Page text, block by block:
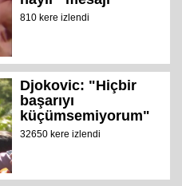
810 kere izlendi
Djokovic: "Hiçbir
başarıyı
küçümsemiyorum"
32650 kere izlendi